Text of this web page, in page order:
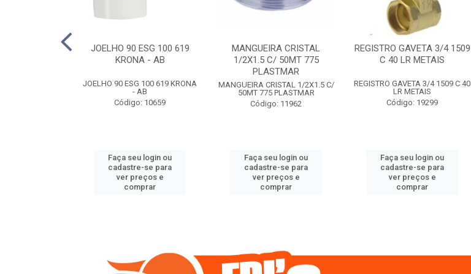
JOELHO 90 ESG 100 619
KRONA - AB
JOELHO 90 ESG 100 619 KRONA
- AB
Código: 10659
Faça seu login ou
cadastre-se para
ver preços e
comprar
MANGUEIRA CRISTAL
1/2X1.5 C/ 50MT 775
PLASTMAR
MANGUEIRA CRISTAL 1/2X1.5 C/
50MT 775 PLASTMAR
Código: 11962
Faça seu login ou
cadastre-se para
ver preços e
comprar
REGISTRO GAVETA 3/4 1509
C 40 LR METAIS
REGISTRO GAVETA 3/4 1509 C 40
LR METAIS
Código: 19299
Faça seu login ou
cadastre-se para
ver preços e
comprar